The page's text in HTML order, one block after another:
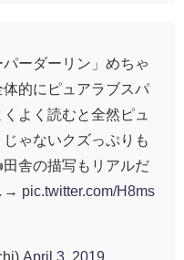
ーダーリン」めちゃ
的にピュアラブスパ
よく読むと全然ピュ
ゃないクズっぷりも
舎の描写もリアルだ
→ pic.twitter.com/H8ms
April 3, 2019